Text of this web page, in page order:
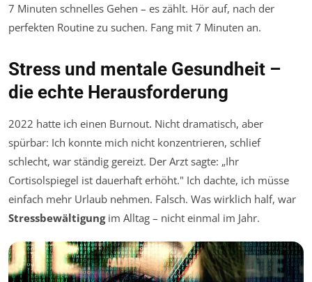
7 Minuten schnelles Gehen – es zählt. Hör auf, nach der
perfekten Routine zu suchen. Fang mit 7 Minuten an.
Stress und mentale Gesundheit –
die echte Herausforderung
2022 hatte ich einen Burnout. Nicht dramatisch, aber
spürbar: Ich konnte mich nicht konzentrieren, schlief
schlecht, war ständig gereizt. Der Arzt sagte: „Ihr
Cortisolspiegel ist dauerhaft erhöht." Ich dachte, ich müsse
einfach mehr Urlaub nehmen. Falsch. Was wirklich half, war
Stressbewältigungim Alltag – nicht einmal im Jahr.